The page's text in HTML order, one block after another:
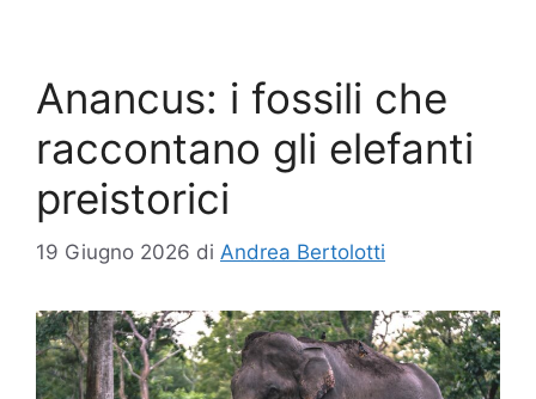
Anancus: i fossili che
raccontano gli elefanti
preistorici
19 Giugno 2026 di Andrea Bertolotti